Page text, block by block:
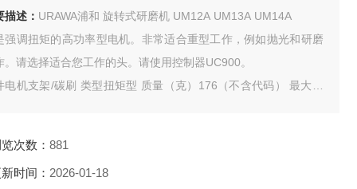
描述： URAWA浦和 旋转式研磨机 UM12A UM13A UM14A
强调扭矩的高功率型电机。非常适合重型工作，例如抛光和研磨
。请选择适合您工作的头。请使用控制器UC900。
电机支架/碳刷 类型扭矩型 质量（克）176（不含代码） 最大直
次数： 881
时间： 2026-01-18